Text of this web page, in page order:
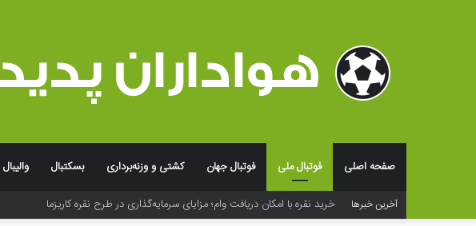
صفحه اصلی فوتبال ملی فوتبال جهان کشتی و وزنه‌برداری بسکتبال والیبال
آخرین خبرها خرید نقره با امکان دریافت وام؛ مزایای سرمایه‌گذاری در طرح نقره کاریزما